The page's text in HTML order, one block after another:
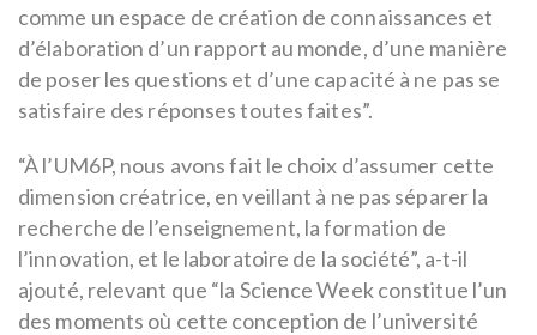
comme un espace de création de connaissances et
d’élaboration d’un rapport au monde, d’une manière
de poser les questions et d’une capacité à ne pas se
satisfaire des réponses toutes faites”.
“À l’UM6P, nous avons fait le choix d’assumer cette
dimension créatrice, en veillant à ne pas séparer la
recherche de l’enseignement, la formation de
l’innovation, et le laboratoire de la société”, a-t-il
ajouté, relevant que “la Science Week constitue l’un
des moments où cette conception de l’université